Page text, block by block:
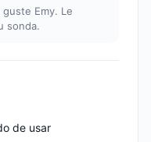
Emy. Le
sonda.
de usar